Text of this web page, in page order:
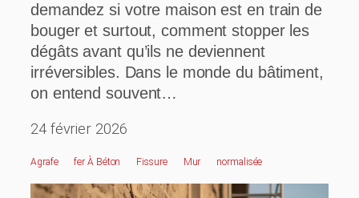
demandez si votre maison est en train de
bouger et surtout, comment stopper les
dégâts avant qu’ils ne deviennent
irréversibles. Dans le monde du bâtiment,
on entend souvent…
24 février 2026
Agrafe Fer À Béton Fissure Mur Normalisée